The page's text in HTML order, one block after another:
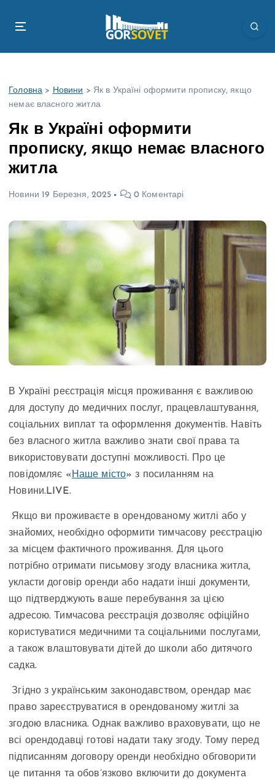
Головна > Новини > Як в Україні оформити прописку, якщо
немає власного житла
Як в Україні оформити
прописку, якщо немає власного
житла
Новини 19 Березня, 2025 0 Коментарі
В Україні реєстрація місця проживання є важливою
для доступу до медичних послуг, працевлаштування,
соціальних виплат та оформлення документів. Навіть
без власного житла важливо знати свої права та
використовувати доступні можливості. Про це
повідомляє « Наше місто» з посиланням на
Новини.LIVE.
Якщо ви проживаєте в орендованому житлі або у
знайомих, необхідно оформити тимчасову реєстрацію
за місцем фактичного проживання. Для цього
потрібно отримати письмову згоду власника житла,
укласти договір оренди або надати інші документи,
що підтверджують ваше перебування за цією
адресою. Тимчасова реєстрація дозволяє офіційно
користуватися медичними та соціальними послугами,
а також влаштовувати дітей до школи або дитячого
садка.
Згідно з українським законодавством, орендар має
право зареєструватися в орендованому житлі за
згодою власника. Однак важливо враховувати, що не
всі орендодавці готові надати таку згоду. Тому перед
підписанням договору оренди необхідно обговорити
це питання та обов’язково включити до документа